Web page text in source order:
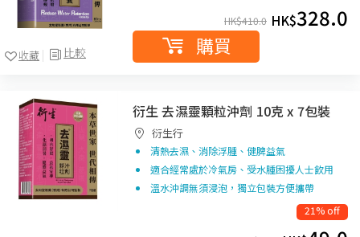
比較
收藏
HK$410.0 HK$328.0
購買
衍生 去濕靈顆粒沖劑 10克 x 7包裝
衍生行
清熱去濕、消除浮腫、健脾益氣
適合經常處於冷氣房、受水腫困擾人士飲用
溫水沖調無須浸泡，獨立包裝方便攜帶
21% off